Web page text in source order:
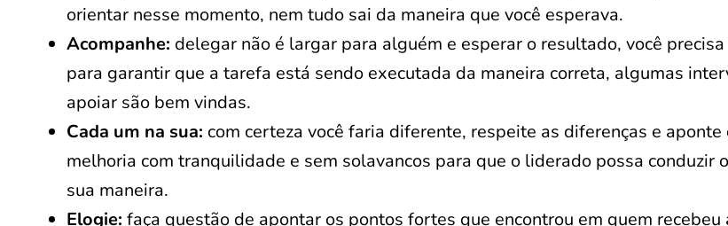
orientar nesse momento, nem tudo sai da maneira que você esperava.
Acompanhe: delegar não é largar para alguém e esperar o resultado, você
para garantir que a tarefa está sendo executada da maneira correta, algumas
apoiar são bem vindas.
Cada um na sua: com certeza você faria diferente, respeite as diferenças e aponte
melhoria com tranquilidade e sem solavancos para que o liderado possa conduzir
sua maneira.
Elogie: faça questão de apontar os pontos fortes que encontrou em quem recebeu